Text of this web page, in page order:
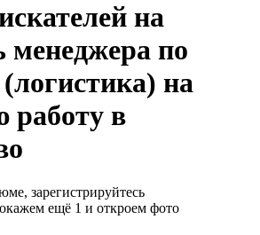
на
менеджера по
на
работу в
зарегистрируйтесь
ещё 1 и откроем фото